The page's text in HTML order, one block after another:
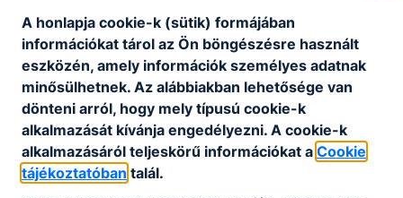
év alatt több lépcsőben, fokozatosan valósult
meg, végül 1995. januárjában foglalta el jelenlegi
helyét.
2003-tól Vác város szérűskerti
iskolaközpontjának létrejöttével a partner
középiskolák társintézményeként működik, 200
férőhellyel, szerves részét képezve az
iskolacentrum életének. Az addig csak fiúknak
otthont adó kollégium a megszűnt Karacs Teréz
A honlapja cookie-k (sütik) formájában
információkat tárol az Ön böngészésre használt
eszközén, amely információk személyes adatnak
minősülhetnek. Az alábbiakban lehetősége van
dönteni arról, hogy mely típusú cookie-k
alkalmazását kívánja engedélyezni. A cookie-k
alkalmazásáról teljeskörű információkat a Cookie
tájékoztatóban talál.